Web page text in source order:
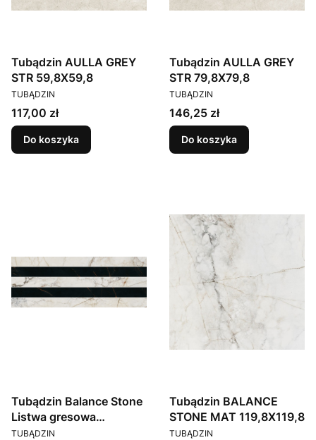
Tubądzin AULLA GREY
STR 59,8X59,8
PRODUCENT
TUBĄDZIN
Cena
117,00 zł
Do koszyka
Tubądzin AULLA GREY
STR 79,8X79,8
PRODUCENT
TUBĄDZIN
Cena
146,25 zł
Do koszyka
Tubądzin Balance Stone
Listwa gresowa
22,8x59,8x0,6
PRODUCENT
TUBĄDZIN
Tubądzin BALANCE
STONE MAT 119,8X119,8
PRODUCENT
TUBĄDZIN